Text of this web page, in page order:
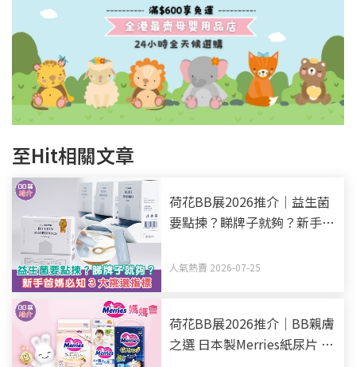
至Hit相關文章
荷花BB展2026推介｜益生菌
要點揀？睇牌子就夠？新手爸
人氣熱賣 2026-07-25
荷花BB展2026推介｜BB親膚
之選 日本製Merries紙尿片 媽